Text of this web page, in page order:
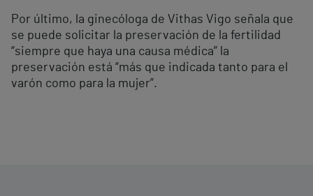
Por último, la ginecóloga de Vithas Vigo señala que
se puede solicitar la preservación de la fertilidad
“siempre que haya una causa médica” la
preservación está “más que indicada tanto para el
varón como para la mujer”.